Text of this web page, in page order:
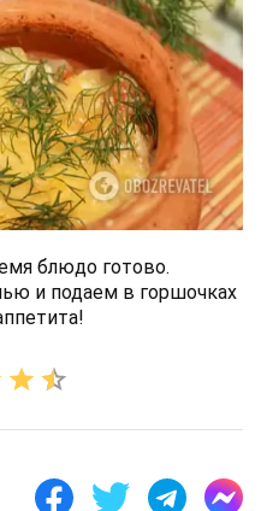
блюдо готово.
и подаем в горшочках